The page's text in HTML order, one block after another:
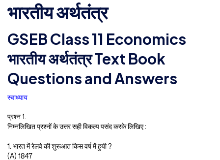
भारतीय अर्थतंत्र
GSEB Class 11 Economics
भारतीय अर्थतंत्र Text Book
Questions and Answers
स्वाध्याय
प्रश्न 1.
निम्नलिखित प्रश्नों के उत्तर सही विकल्प पसंद करके लिखिए :
1. भारत में रेलवे की शुरूआत किस वर्ष में हुयी ?
(A) 1847